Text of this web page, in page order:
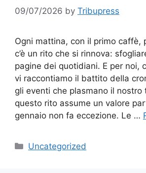
09/07/2026 by Tribupress
Ogni mattina, con il primo caffè,
c’è un rito che si rinnova:
pagine dei quotidiani. E per noi,
vi raccontiamo il battito della
gli eventi che plasmano il nostro
questo rito assume un valore
gennaio non fa eccezione. Le …
Categories
Uncategorized